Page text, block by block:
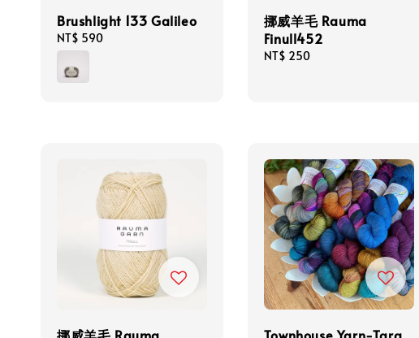
Brushlight 133 Galileo
Regular
price
NT$ 590
挪威羊毛 Rauma
Finull452
Regular
NT$ 250
挪威羊毛 Rauma
Townhouse Yarn-Tara